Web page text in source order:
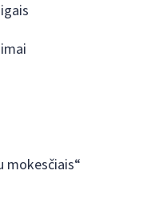
mokesčiais“